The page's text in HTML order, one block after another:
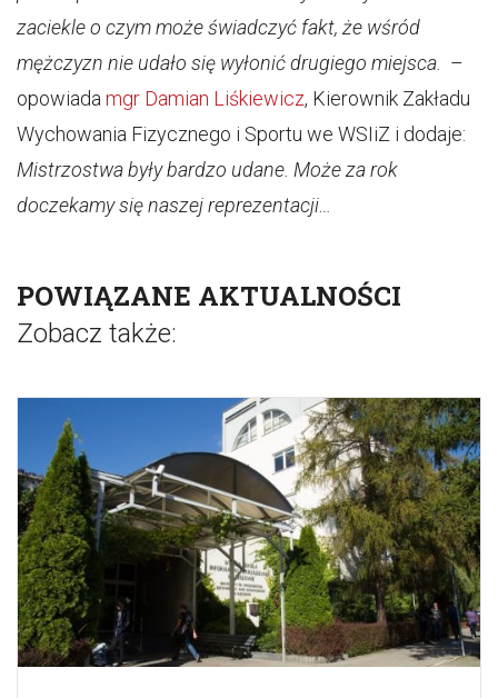
zaciekle o czym może świadczyć fakt, że wśród
mężczyzn nie udało się wyłonić drugiego miejsca. –
opowiada mgr Damian Liśkiewicz, Kierownik Zakładu
Wychowania Fizycznego i Sportu we WSIiZ i dodaje:
Mistrzostwa były bardzo udane. Może za rok
doczekamy się naszej reprezentacji…
POWIĄZANE AKTUALNOŚCI
Zobacz także: